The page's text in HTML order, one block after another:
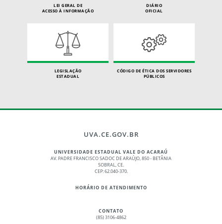
LEI GERAL DE
ACESSO À INFORMAÇÃO
DIÁRIO
OFICIAL
LEGISLAÇÃO
ESTADUAL
CÓDIGO DE ÉTICA DOS SERVIDORES
PÚBLICOS
UVA.CE.GOV.BR
UNIVERSIDADE ESTADUAL VALE DO ACARAÚ
AV. PADRE FRANCISCO SADOC DE ARAÚJO, 850 - BETÂNIA
SOBRAL, CE.
CEP: 62.040-370.
HORÁRIO DE ATENDIMENTO
CONTATO
(85) 3106-4862